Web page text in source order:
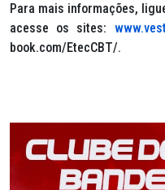
Para mais informações,
acesse os sites:
book.com/EtecCBT/.